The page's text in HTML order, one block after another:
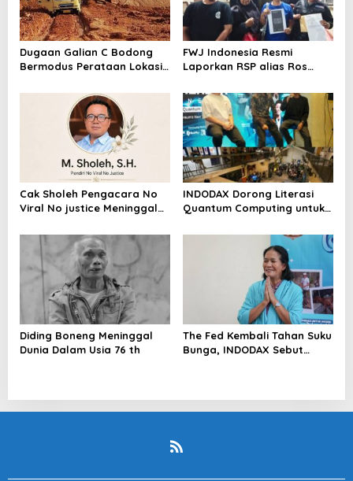
Dugaan Galian C Bodong
Bermodus Perataan Lokasi
Riau Akan Tinjauan Lokasi
FWJ Indonesia Resmi
Laporkan RSP alias Ros
Cak Sholeh Pengacara No
Viral No justice Meninggal
INDODAX Dorong Literasi
Quantum Computing untuk
Blockchain
Diding Boneng Meninggal
Dunia Dalam Usia 76 th
The Fed Kembali Tahan Suku
Bunga, INDODAX Sebut